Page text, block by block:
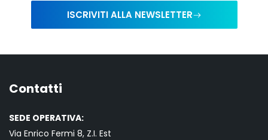
ISCRIVITI ALLA NEWSLETTER
Contatti
SEDE OPERATIVA:
Via Enrico Fermi 8, Z.I. Est